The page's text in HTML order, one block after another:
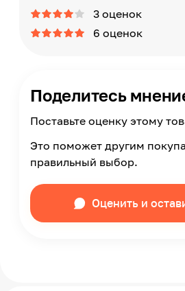
3 оценок
6 оценок
Поделитесь
Поставьте оценку этому
Это поможет другим
правильный выбор.
Оценить и